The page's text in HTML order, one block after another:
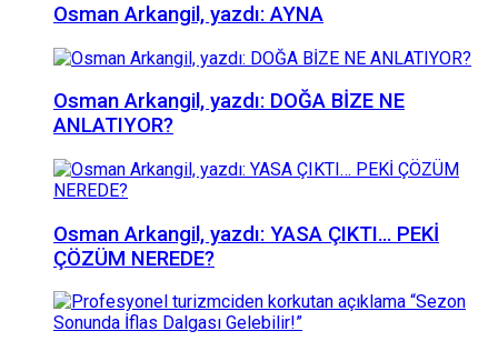
Osman Arkangil, yazdı: AYNA
Osman Arkangil, yazdı: DOĞA BİZE NE
ANLATIYOR?
Osman Arkangil, yazdı: YASA ÇIKTI… PEKİ
ÇÖZÜM NEREDE?